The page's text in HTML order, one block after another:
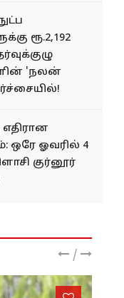
ரூ.2,192
'நலன்
ஒரே ஓவரில் 4
குர்னூர்
/